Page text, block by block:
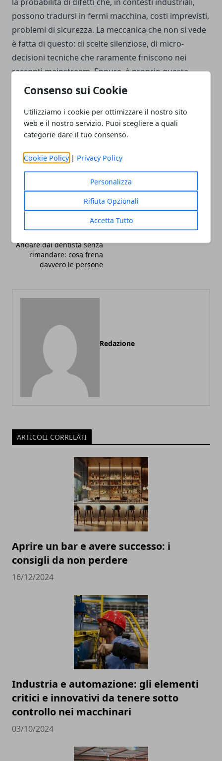
Consenso sui Cookie
Utilizziamo i cookie per ottimizzare il nostro sito
web e il nostro servizio. Puoi scegliere a quali
categorie dare il tuo consenso.
Cookie Policy | Privacy Policy
Personalizza
Rifiuta Opzionali
Accetta Tutto
possono tradursi in fermi macchina, costi imprevisti,
problemi di sicurezza. La meccanica che non si vede
è fatta di questo: di scelte silenziose, di micro-
decisioni tecniche che raramente finiscono nei
racconti mainstream. Eppure, è proprio questa
trama invisibile a sostenere gran parte degli oggetti
tutt’altro che secondaria.
Whatsapp
Articolo Successivo
Andare dal dentista senza
rimandare: cosa frena
davvero le persone
Redazione
ARTICOLI CORRELATI
Aprire un bar e avere successo: i
consigli da non perdere
16/12/2024
Industria e automazione: gli elementi
critici e innovativi da tenere sotto
controllo nei macchinari
03/10/2024